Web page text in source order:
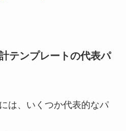
テンプレートの代表パ
は、いくつか代表的なパ